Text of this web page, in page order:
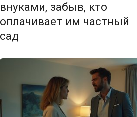
внуками, забыв, кто
оплачивает им частный
сад